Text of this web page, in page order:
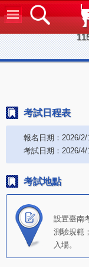
考試日程表
報名日期：2026/
考試日期：2026/
考試地點
設置臺南
測驗規範
入場。